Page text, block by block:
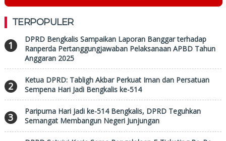
TERPOPULER
1
DPRD Bengkalis Sampaikan Laporan Banggar terhadap
Ranperda Pertanggungjawaban Pelaksanaan APBD Tahun
Anggaran 2025
2
Ketua DPRD: Tabligh Akbar Perkuat Iman dan Persatuan
Sempena Hari Jadi Bengkalis ke-514
3
Paripurna Hari Jadi ke-514 Bengkalis, DPRD Teguhkan
Semangat Membangun Negeri Junjungan